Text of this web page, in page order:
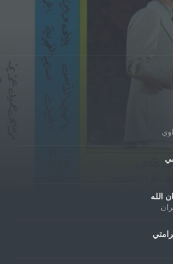
الله